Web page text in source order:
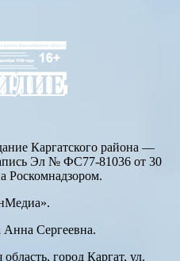
Каргатского района —
Эл № ФС77-81036 от 30
Роскомнадзором.
Сергеевна.
город Каргат, ул.